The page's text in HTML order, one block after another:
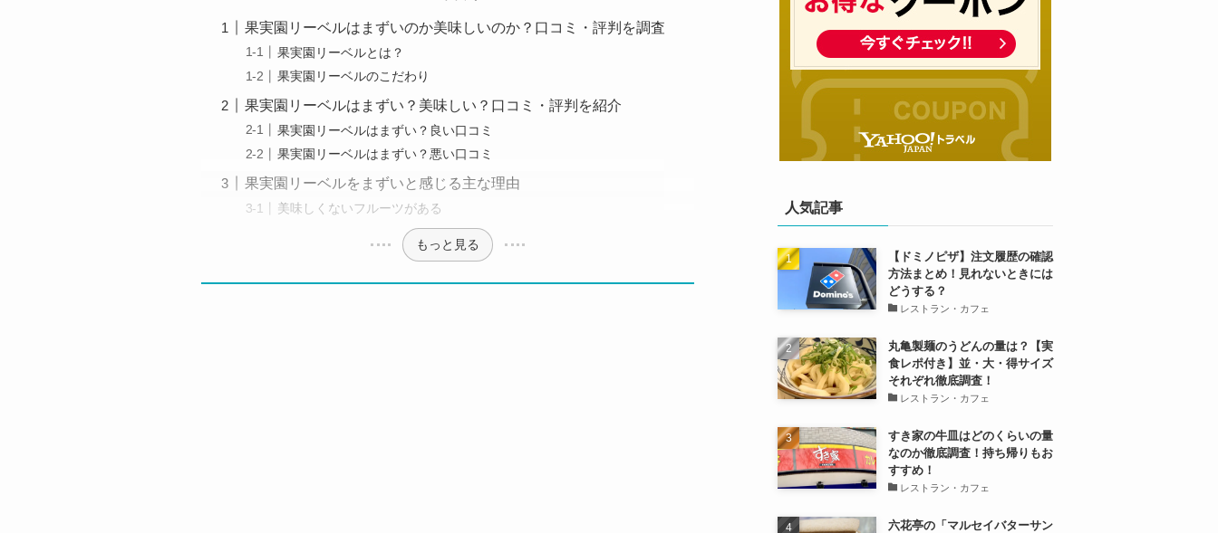
果実園リーベルはまずいのか美味しいのか？口コミ・評判を調査
果実園リーベルとは？
果実園リーベルのこだわり
果実園リーベルはまずい？美味しい？口コミ・評判を紹介
果実園リーベルはまずい？良い口コミ
果実園リーベルはまずい？悪い口コミ
果実園リーベルをまずいと感じる主な理由
美味しくないフルーツがある
もっと見る
人気記事
【ドミノピザ】注文履歴の確認
方法まとめ！見れないときには
どうする？
レストラン・カフェ
丸亀製麺のうどんの量は？【実
食レポ付き】並・大・得サイズ
それぞれ徹底調査！
レストラン・カフェ
すき家の牛皿はどのくらいの量
なのか徹底調査！持ち帰りもお
すすめ！
レストラン・カフェ
六花亭の「マルセイバターサン